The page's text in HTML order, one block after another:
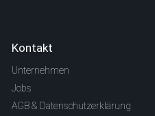
Kontakt
Unternehmen
Jobs
AGB & Datenschutzerklärung